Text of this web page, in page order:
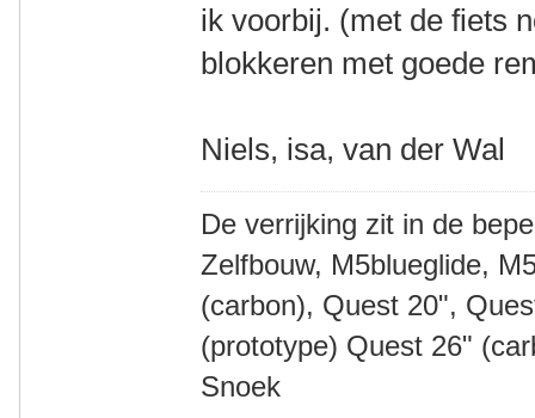
ik voorbij. (met de fiets
blokkeren met goede
Niels, isa, van der Wal
De verrijking zit in de
Zelfbouw, M5blueglide,
(carbon), Quest 20",
(prototype) Quest 26"
Snoek